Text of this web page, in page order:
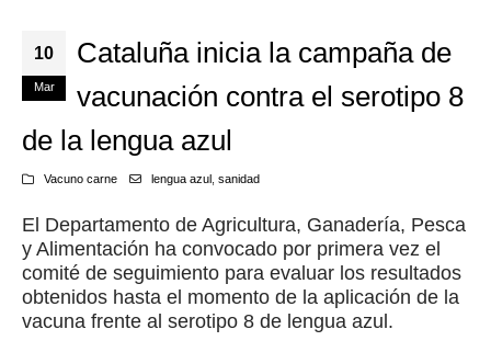
10
Mar
Cataluña inicia la campaña de
vacunación contra el serotipo 8
de la lengua azul
Vacuno carne lengua azul sanidad
El Departamento de Agricultura, Ganadería, Pesca
y Alimentación ha convocado por primera vez el
comité de seguimiento para evaluar los resultados
obtenidos hasta el momento de la aplicación de la
vacuna frente al serotipo 8 de lengua azul.